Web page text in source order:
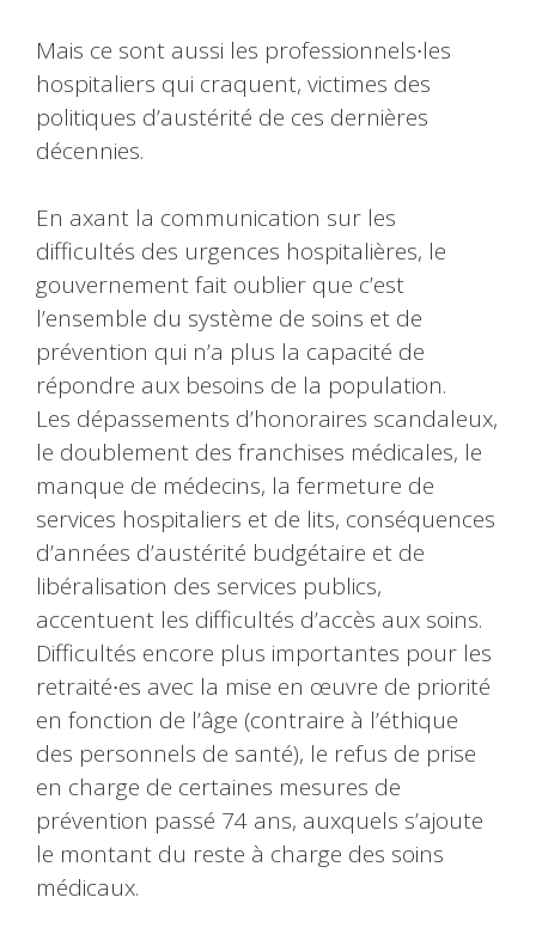
Mais ce sont aussi les professionnels∙les
hospitaliers qui craquent, victimes des
politiques d’austérité de ces dernières
décennies.
En axant la communication sur les
difficultés des urgences hospitalières, le
gouvernement fait oublier que c’est
l’ensemble du système de soins et de
prévention qui n’a plus la capacité de
répondre aux besoins de la population.
Les dépassements d’honoraires scandaleux,
le doublement des franchises médicales, le
manque de médecins, la fermeture de
services hospitaliers et de lits, conséquences
d’années d’austérité budgétaire et de
libéralisation des services publics,
accentuent les difficultés d’accès aux soins.
Difficultés encore plus importantes pour les
retraité∙es avec la mise en œuvre de priorité
en fonction de l’âge (contraire à l’éthique
des personnels de santé), le refus de prise
en charge de certaines mesures de
prévention passé 74 ans, auxquels s’ajoute
le montant du reste à charge des soins
médicaux.